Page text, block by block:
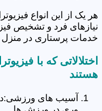
هر یک از این انواع
نیازهای فرد و تشخیص
خدمات پرستاری در
اختلالاتی که با
هستند
آسیب های